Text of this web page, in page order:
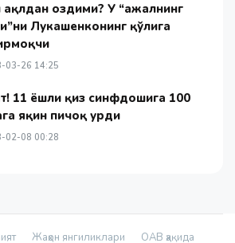
ақлдан оздими? У “ажалнинг
Лукашенконинг қўлига
03-26 14:25
11 ёшли қиз синфдошига 100
яқин пичоқ урди
02-08 00:28
Жаҳон янгиликлари ОАВ ҳақида